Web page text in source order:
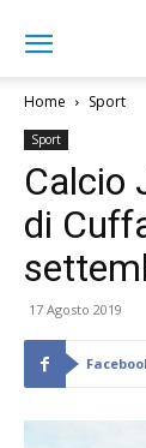
Home Sport
Sport
Calcio
di
17 Agosto 2019